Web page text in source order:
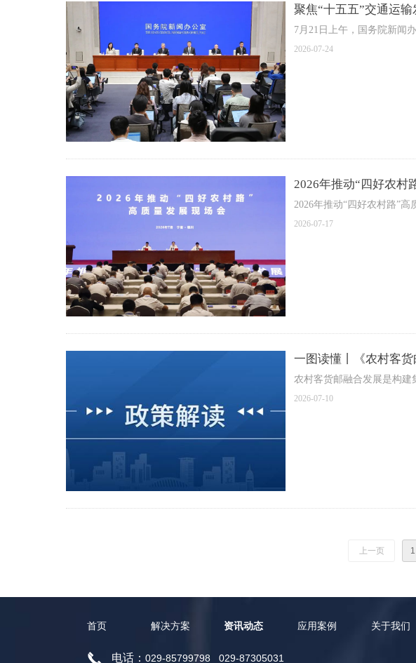
聚焦“十五五”交通运
7月21日上午，国务院新闻
2026-07-24
2026年推动“四好农村
2026年推动“四好农村路”
2026-07-17
一图读懂丨《农村客
农村客货邮融合发展是构
2026-07-10
上一页 1
首页 解决方案 资讯动态 应用案例 关于我们
电话： 029-85799798 029-87305031
끅